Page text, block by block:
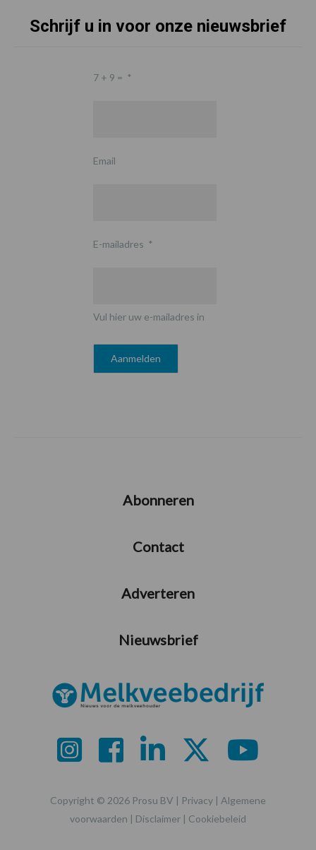
Schrijf u in voor onze nieuwsbrief
7 + 9 = *
Email
E-mailadres *
Vul hier uw e-mailadres in
Abonneren
Contact
Adverteren
Nieuwsbrief
Copyright © 2026 Prosu BV | Privacy
Algemene
voorwaarden
Disclaimer Cookiebeleid